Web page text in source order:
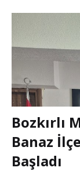
Bozkırlı
Banaz
Başladı